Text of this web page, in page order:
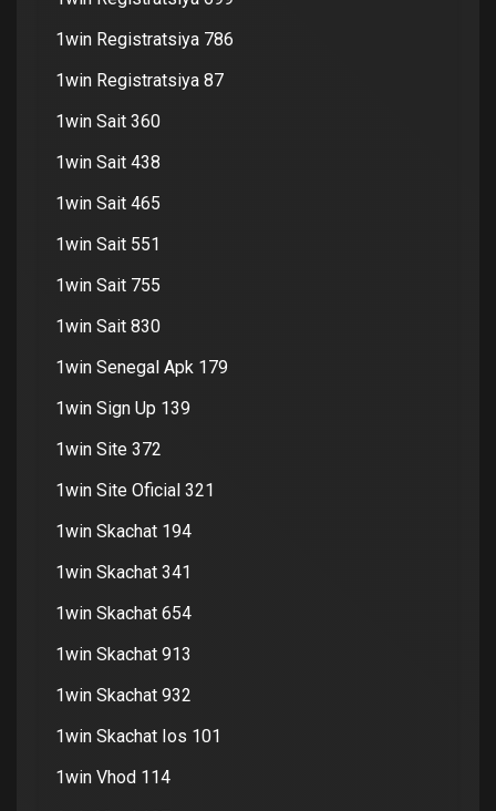
1win Registratsiya 786
1win Registratsiya 87
1win Sait 360
1win Sait 438
1win Sait 465
1win Sait 551
1win Sait 755
1win Sait 830
1win Senegal Apk 179
1win Sign Up 139
1win Site 372
1win Site Oficial 321
1win Skachat 194
1win Skachat 341
1win Skachat 654
1win Skachat 913
1win Skachat 932
1win Skachat Ios 101
1win Vhod 114